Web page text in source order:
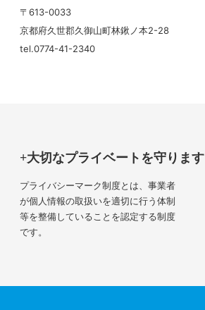
〒613-0033
京都府久世郡久御山町林鍬ノ本2-28
tel.0774-41-2340
大切なプライベートを守ります
プライバシーマーク制度とは、事業者
が個人情報の取扱いを適切に行う体制
等を整備していることを認定する制度
です。